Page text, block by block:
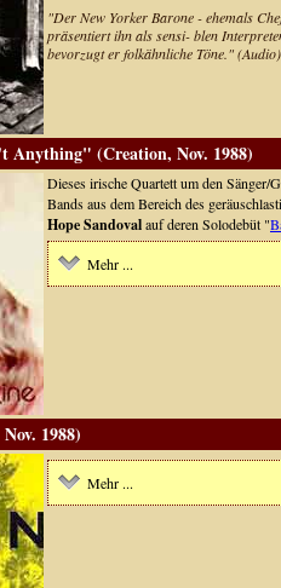
"Der New Yorker Barone - ehemals
präsentiert ihn als sensi- blen
bevorzugt er folkähnliche Töne." (Audio)
Anything" (Creation, Nov. 1988)
Dieses irische Quartett um den Sänger/
Bands aus dem Bereich des
Hope Sandovalauf deren Solodebüt "
Mehr ...
1988)
Mehr ...